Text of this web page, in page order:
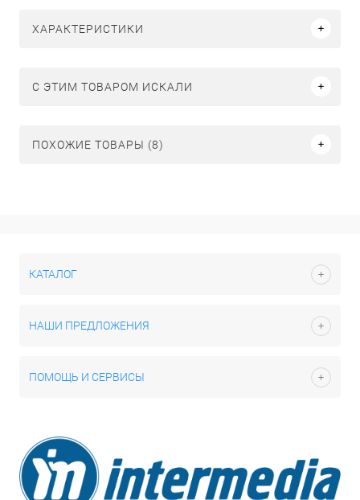
ХАРАКТЕРИСТИКИ
C ЭТИМ ТОВАРОМ ИСКАЛИ
ПОХОЖИЕ ТОВАРЫ (8)
КАТАЛОГ
НАШИ ПРЕДЛОЖЕНИЯ
ПОМОЩЬ И СЕРВИСЫ